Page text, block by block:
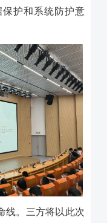
护和系统防护意
线。三方将以此次